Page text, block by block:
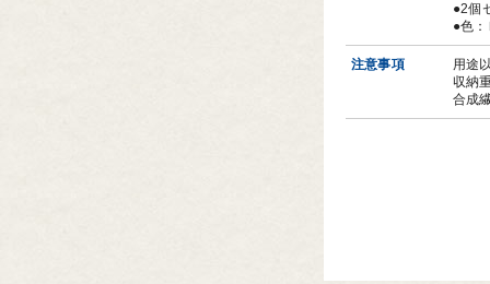
●2個
●色
注意事項
用途
収納
合成